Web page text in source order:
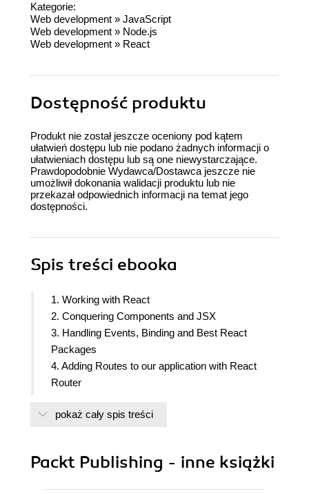
Kategorie:
Web development » JavaScript
Web development » Node.js
Web development » React
Dostępność produktu
Produkt nie został jeszcze oceniony pod kątem
ułatwień dostępu lub nie podano żadnych informacji o
ułatwieniach dostępu lub są one niewystarczające.
Prawdopodobnie Wydawca/Dostawca jeszcze nie
umożliwił dokonania walidacji produktu lub nie
przekazał odpowiednich informacji na temat jego
dostępności.
Spis treści ebooka
1. Working with React
2. Conquering Components and JSX
3. Handling Events, Binding and Best React
Packages
4. Adding Routes to our application with React
Router
6. Creating Forms with Redux Form
MySQL
pokaż cały spis treści
Packt Publishing - inne książki